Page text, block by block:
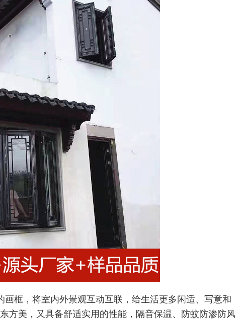
框，将室内外景观互动互联，给生活更多闲适、写意和
方美，又具备舒适实用的性能，隔音保温、防蚊防渗防风